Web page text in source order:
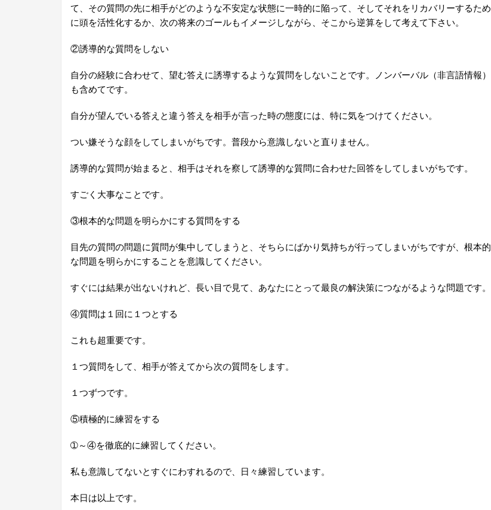
て、その質問の先に相手がどのような不安定な状態に一時的に陥って、そしてそれをリカバリーするため
に頭を活性化するか、次の将来のゴールもイメージしながら、そこから逆算をして考えて下さい。
②誘導的な質問をしない
自分の経験に合わせて、望む答えに誘導するような質問をしないことです。ノンバーバル（非言語情報）
も含めてです。
自分が望んでいる答えと違う答えを相手が言った時の態度には、特に気をつけてください。
つい嫌そうな顔をしてしまいがちです。普段から意識しないと直りません。
誘導的な質問が始まると、相手はそれを察して誘導的な質問に合わせた回答をしてしまいがちです。
すごく大事なことです。
③根本的な問題を明らかにする質問をする
目先の質問の問題に質問が集中してしまうと、そちらにばかり気持ちが行ってしまいがちですが、根本的
な問題を明らかにすることを意識してください。
すぐには結果が出ないけれど、長い目で見て、あなたにとって最良の解決策につながるような問題です。
④質問は１回に１つとする
これも超重要です。
１つ質問をして、相手が答えてから次の質問をします。
１つずつです。
⑤積極的に練習をする
➀～④を徹底的に練習してください。
私も意識してないとすぐにわすれるので、日々練習しています。
本日は以上です。